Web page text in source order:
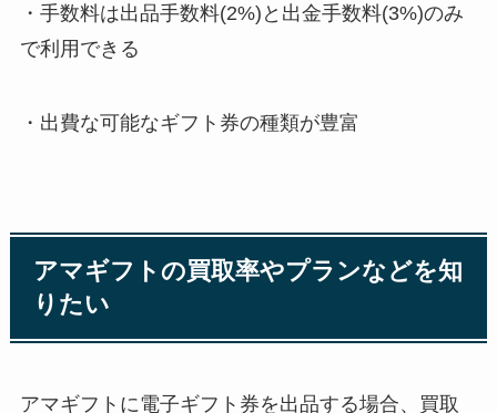
・手数料は出品手数料(2%)と出金手数料(3%)のみ
で利用できる
・出費な可能なギフト券の種類が豊富
アマギフトの買取率やプランなどを知
りたい
アマギフトに電子ギフト券を出品する場合、買取